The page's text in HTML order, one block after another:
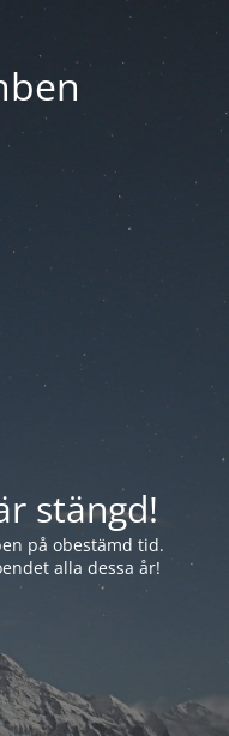
stängd!
på obestämd tid.
alla dessa år!